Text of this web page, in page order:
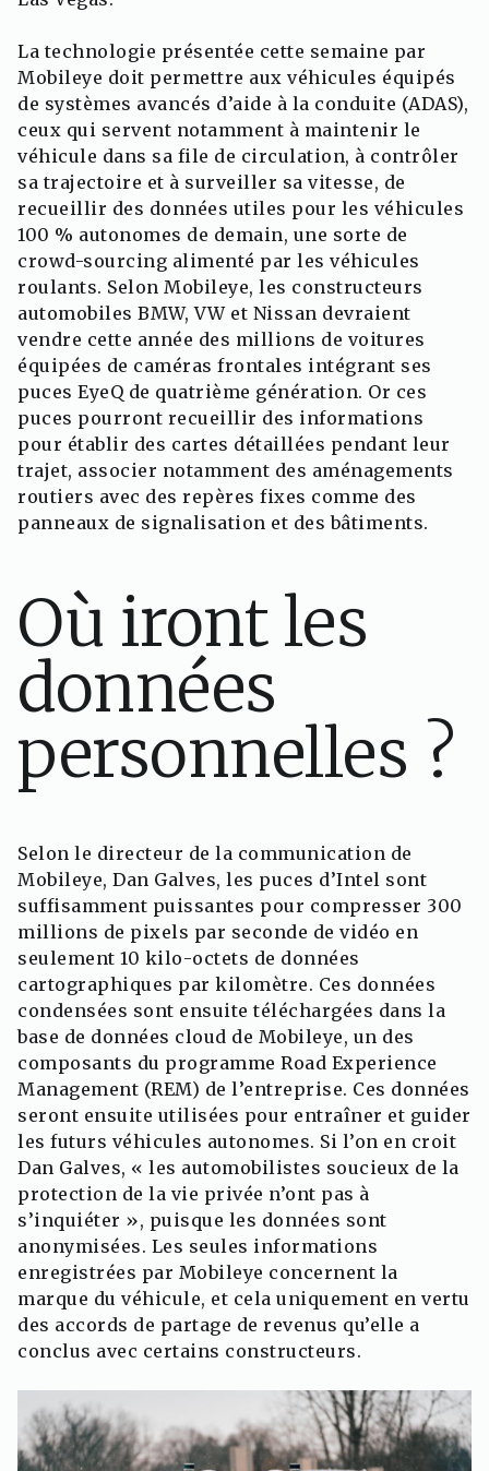
La technologie présentée cette semaine par
Mobileye doit permettre aux véhicules équipés
de systèmes avancés d’aide à la conduite (ADAS),
ceux qui servent notamment à maintenir le
véhicule dans sa file de circulation, à contrôler
sa trajectoire et à surveiller sa vitesse, de
recueillir des données utiles pour les véhicules
100 % autonomes de demain, une sorte de
crowd-sourcing alimenté par les véhicules
roulants. Selon Mobileye, les constructeurs
automobiles BMW, VW et Nissan devraient
vendre cette année des millions de voitures
équipées de caméras frontales intégrant ses
puces EyeQ de quatrième génération. Or ces
puces pourront recueillir des informations
pour établir des cartes détaillées pendant leur
trajet, associer notamment des aménagements
routiers avec des repères fixes comme des
panneaux de signalisation et des bâtiments.
Où iront les
données
personnelles ?
Selon le directeur de la communication de
Mobileye, Dan Galves, les puces d’Intel sont
suffisamment puissantes pour compresser 300
millions de pixels par seconde de vidéo en
seulement 10 kilo-octets de données
cartographiques par kilomètre. Ces données
condensées sont ensuite téléchargées dans la
base de données cloud de Mobileye, un des
composants du programme Road Experience
Management (REM) de l’entreprise. Ces données
seront ensuite utilisées pour entraîner et guider
les futurs véhicules autonomes. Si l’on en croit
Dan Galves, « les automobilistes soucieux de la
protection de la vie privée n’ont pas à
s’inquiéter », puisque les données sont
anonymisées. Les seules informations
enregistrées par Mobileye concernent la
marque du véhicule, et cela uniquement en vertu
des accords de partage de revenus qu’elle a
conclus avec certains constructeurs.